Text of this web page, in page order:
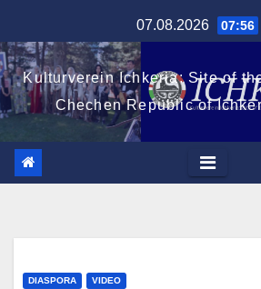
Inhalt
springen
07.08.2026 07:56
Kulturverein Ichkeria: Site of
Chechen Republic of
DIASPORA VIDEO